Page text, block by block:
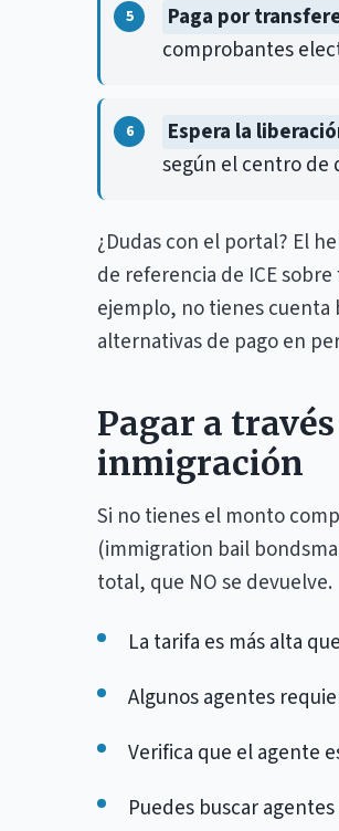
Paga por
comprobantes
Espera la
según el centro de
¿Dudas con el portal? El
de referencia de ICE
ejemplo, no tienes cuenta
alternativas de pago en
Pagar a
inmigración
Si no tienes el monto
(immigration bail
total, que NO se devuelve.
La tarifa es más alta
Algunos agentes
Verifica que el agente
Puedes buscar